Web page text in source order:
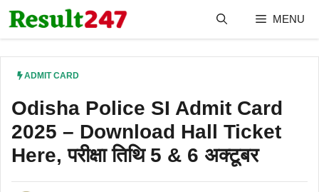
Skip
to
MENU
ADMIT CARD
Odisha Police SI Admit Card
2025 – Download Hall Ticket
Here, परीक्षा तिथि 5 & 6 अक्टूबर